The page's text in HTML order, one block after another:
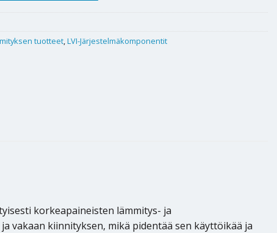
tuotteet,LVI-Järjestelmäkomponentit
korkeapaineisten lämmitys- ja
vakaan kiinnityksen, mikä pidentää sen käyttöikää ja